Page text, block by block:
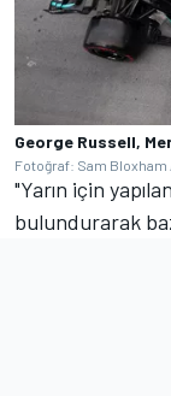
George Russell,
Fotoğraf: Sam Bloxham
"Yarın için
bulundurarak